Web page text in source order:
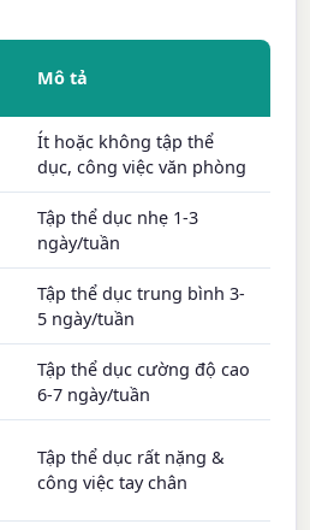
Mô tả
Ít hoặc không tập thể
dục, công việc văn phòng
Tập thể dục nhẹ 1-3
ngày/tuần
Tập thể dục trung bình 3-
5 ngày/tuần
Tập thể dục cường độ cao
6-7 ngày/tuần
Tập thể dục rất nặng &
công việc tay chân